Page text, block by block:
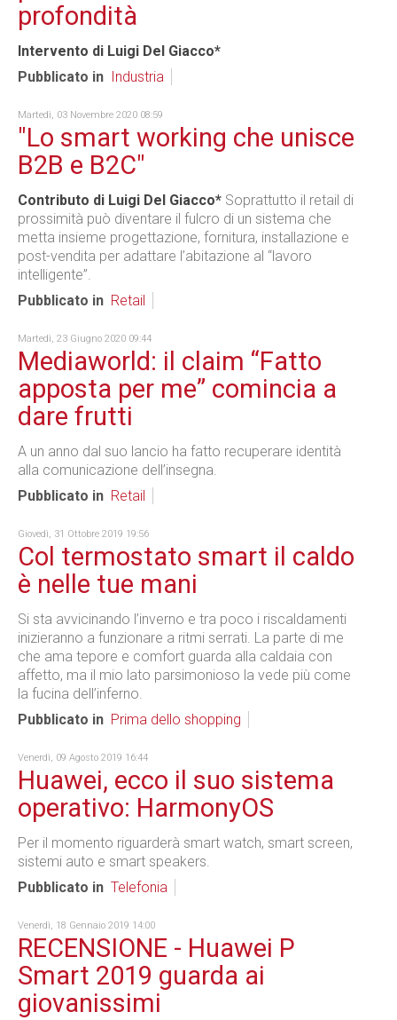
profondità
Intervento di Luigi Del Giacco*
Pubblicato in
Industria
Martedì, 03 Novembre 2020 08:59
"Lo smart working che unisce
B2B e B2C"
Contributo di Luigi Del Giacco* Soprattutto il retail di
prossimità può diventare il fulcro di un sistema che
metta insieme progettazione, fornitura, installazione e
post-vendita per adattare l’abitazione al “lavoro
intelligente”.
Pubblicato in Retail
Martedì, 23 Giugno 2020 09:44
Mediaworld: il claim “Fatto
apposta per me” comincia a
dare frutti
A un anno dal suo lancio ha fatto recuperare identità
alla comunicazione dell’insegna.
Pubblicato in Retail
Giovedì, 31 Ottobre 2019 19:56
Col termostato smart il caldo
è nelle tue mani
Si sta avvicinando l’inverno e tra poco i riscaldamenti
inizieranno a funzionare a ritmi serrati. La parte di me
che ama tepore e comfort guarda alla caldaia con
affetto, ma il mio lato parsimonioso la vede più come
la fucina dell’inferno.
Pubblicato in Prima dello shopping
Venerdì, 09 Agosto 2019 16:44
Huawei, ecco il suo sistema
operativo: HarmonyOS
Per il momento riguarderà smart watch, smart screen,
sistemi auto e smart speakers.
Pubblicato in Telefonia
Venerdì, 18 Gennaio 2019 14:00
RECENSIONE - Huawei P
Smart 2019 guarda ai
giovanissimi